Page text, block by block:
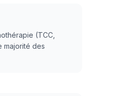
(TCC,
majorité des